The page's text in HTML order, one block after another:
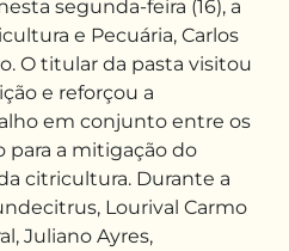
segunda-feira (16), a
e Pecuária, Carlos
O titular da pasta visitou
e reforçou a
em conjunto entre os
para a mitigação do
citricultura. Durante a
Lourival Carmo
Juliano Ayres,